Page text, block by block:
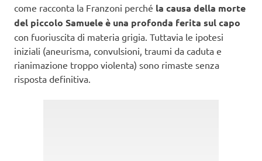
come racconta la Franzoni perché la causa della morte
del piccolo Samuele è una profonda ferita sul capo
con fuoriuscita di materia grigia. Tuttavia le ipotesi
iniziali (aneurisma, convulsioni, traumi da caduta e
rianimazione troppo violenta) sono rimaste senza
risposta definitiva.